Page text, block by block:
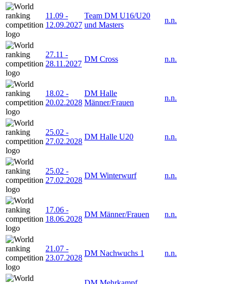
11.09 -
12.09.2027
Team DM U16/U20
und Masters
n.n.
27.11 -
28.11.2027
DM Cross n.n.
18.02 -
20.02.2028
DM Halle
Männer/Frauen
n.n.
25.02 -
27.02.2028
DM Halle U20 n.n.
25.02 -
27.02.2028
DM Winterwurf n.n.
17.06 -
18.06.2028
DM Männer/Frauen n.n.
21.07 -
23.07.2028
DM Nachwuchs 1 n.n.